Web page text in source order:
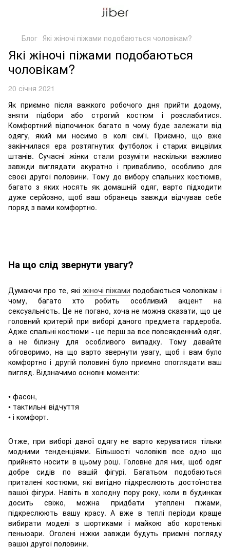
Блог Які жіночі піжами подобаються чоловікам?
Які жіночі піжами подобаються
чоловікам?
20 січня 2021
Як приємно після важкого робочого дня прийти додому,
зняти підбори або строгий костюм і розслабитися.
Комфортний відпочинок багато в чому буде залежати від
одягу, який ми носимо в колі сім'ї. Приємно, що вже
закінчилася ера розтягнутих футболок і старих вицвілих
штанів. Сучасні жінки стали розуміти наскільки важливо
завжди виглядати акуратно і привабливо, особливо для
своєї другої половини. Тому до вибору спальних костюмів,
багато з яких носять як домашній одяг, варто підходити
дуже серйозно, щоб ваш обранець завжди відчував себе
поряд з вами комфортно.
На що слід звернути увагу?
Думаючи про те, які жіночі піжами подобаються чоловікам і
чому, багато хто робить особливий акцент на
сексуальність. Це не погано, хоча не можна сказати, що це
головний критерій при виборі даного предмета гардероба.
Адже спальні костюми - це перш за все повсякденний одяг,
а не білизну для особливого випадку. Тому давайте
обговоримо, на що варто звернути увагу, щоб і вам було
комфортно і другій половині було приємно споглядати ваш
вигляд. Відзначимо основні моменти:
• фасон,
• тактильні відчуття
• і комфорт.
Отже, при виборі даної одягу не варто керуватися тільки
модними тенденціями. Більшості чоловіків все одно що
прийнято носити в цьому році. Головне для них, щоб одяг
добре сидів по вашій фігурі. Багатьом подобаються
приталені костюми, які вигідно підкреслюють достоїнства
вашої фігури. Навіть в холодну пору року, коли в будинках
досить свіжо, можна придбати утеплені піжами,
підкреслюють вашу красу. А вже в теплі періоди краще
вибирати моделі з шортиками і майкою або коротенькі
пеньюари. Оголені ніжки завжди будуть приємні погляду
вашої другої половини.